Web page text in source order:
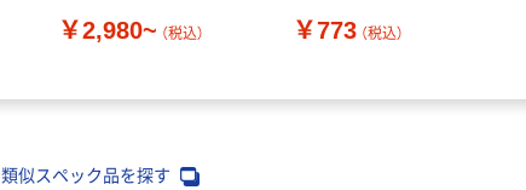
￥2,980~ （税込） ￥773 （税込）
類似スペック品を探す